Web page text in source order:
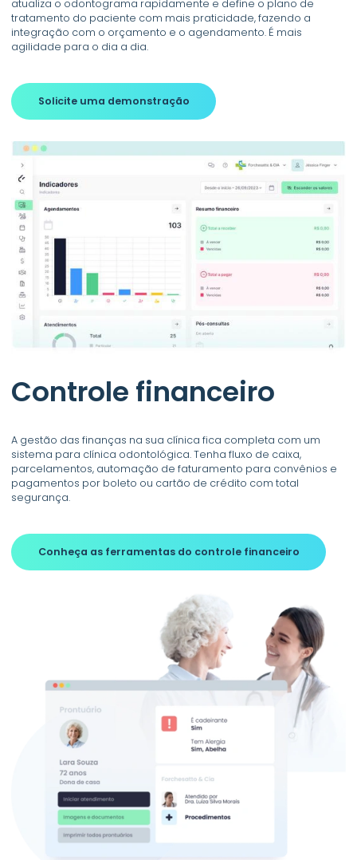
atualiza o odontograma rapidamente e define o plano de
tratamento do paciente com mais praticidade, fazendo a
integração com o orçamento e o agendamento. É mais
agilidade para o dia a dia.
Solicite uma demonstração
Controle financeiro
A gestão das finanças na sua clínica fica completa com um
sistema para clínica odontológica. Tenha fluxo de caixa,
parcelamentos, automação de faturamento para convênios e
pagamentos por boleto ou cartão de crédito com total
segurança.
Conheça as ferramentas do controle financeiro